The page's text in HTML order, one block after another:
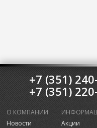
+7 (351)
+7 (351)
О КОМПАНИИ
Новости
Акции